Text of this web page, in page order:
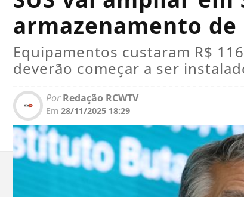
armazenamento
Equipamentos custaram R$
deverão começar a ser
PorRedação RCWTV
Em 28/11/2025 18:29